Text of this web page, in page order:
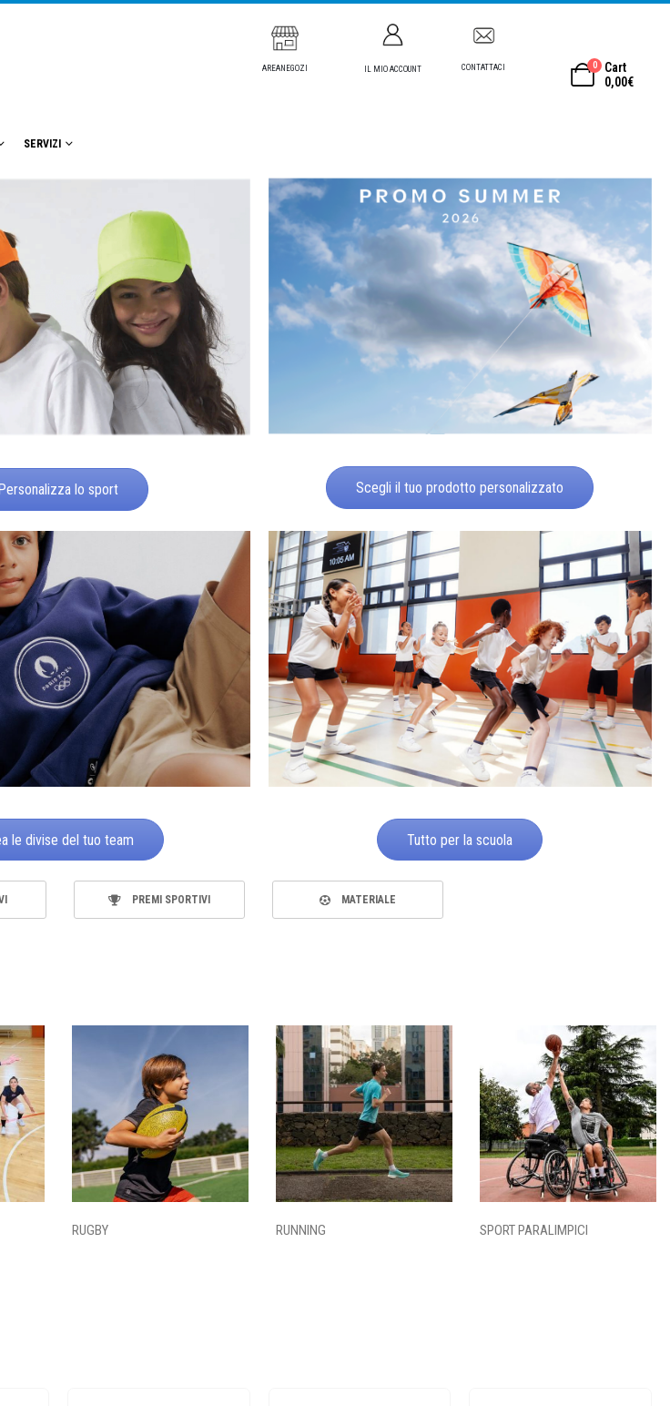
AREANEGOZI IL MIO ACCOUNT CONTATTACI 0
Cart
0,00€
SERVIZI
Personalizza lo sport Scegli il tuo prodotto personalizzato
le divise del tuo team Tutto per la scuola
PREMI SPORTIVI MATERIALE
RUGBY RUNNING SPORT PARALIMPICI